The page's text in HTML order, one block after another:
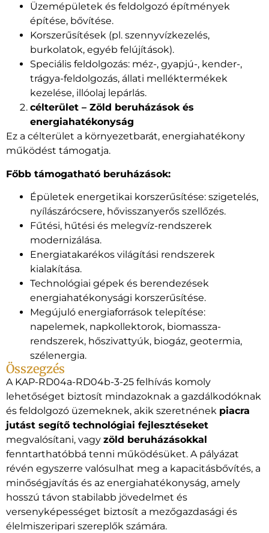
Üzemépületek és feldolgozó építmények
építése, bővítése.
Korszerűsítések (pl. szennyvízkezelés,
burkolatok, egyéb felújítások).
Speciális feldolgozás: méz-, gyapjú-, kender-,
trágya-feldolgozás, állati melléktermékek
kezelése, illóolaj lepárlás.
célterület – Zöld beruházások és
energiahatékonyság
Ez a célterület a környezetbarát, energiahatékony
működést támogatja.
Főbb támogatható beruházások:
Épületek energetikai korszerűsítése: szigetelés,
nyílászárócsere, hővisszanyerős szellőzés.
Fűtési, hűtési és melegvíz-rendszerek
modernizálása.
Energiatakarékos világítási rendszerek
kialakítása.
Technológiai gépek és berendezések
energiahatékonysági korszerűsítése.
Megújuló energiaforrások telepítése:
napelemek, napkollektorok, biomassza-
rendszerek, hőszivattyúk, biogáz, geotermia,
szélenergia.
Összegzés
A KAP-RD04a-RD04b-3-25 felhívás komoly
lehetőséget biztosít mindazoknak a gazdálkodóknak
és feldolgozó üzemeknek, akik szeretnének piacra
jutást segítő technológiai fejlesztéseket
megvalósítani, vagy zöld beruházásokkal
fenntarthatóbbá tenni működésüket. A pályázat
révén egyszerre valósulhat meg a kapacitásbővítés, a
minőségjavítás és az energiahatékonyság, amely
hosszú távon stabilabb jövedelmet és
versenyképességet biztosít a mezőgazdasági és
élelmiszeripari szereplők számára.